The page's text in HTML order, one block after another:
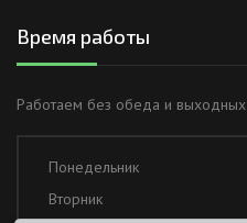
Время работы
Работаем без обеда и выходных
Понедельник
Вторник